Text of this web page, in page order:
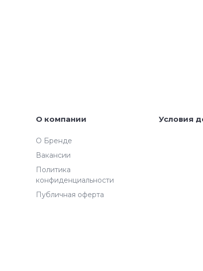
О компании
О Бренде
Вакансии
Политика
конфиденциальности
Публичная оферта
Условия